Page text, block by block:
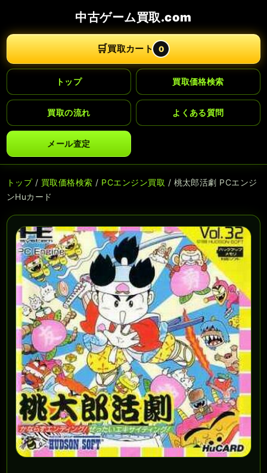
中古ゲーム買取.com
🛒買取カート 0
トップ 買取価格検索
買取の流れ よくある質問
メール査定
トップ/ 買取価格検索 / PCエンジン買取 / 桃太郎活劇 PCエンジ
ンHuカード